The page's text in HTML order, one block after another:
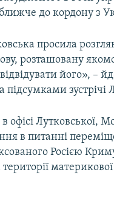
до кордону з
просила
розташовану
його», –
підсумками зустрічі
офісі Лутковської,
в питанні
Росією